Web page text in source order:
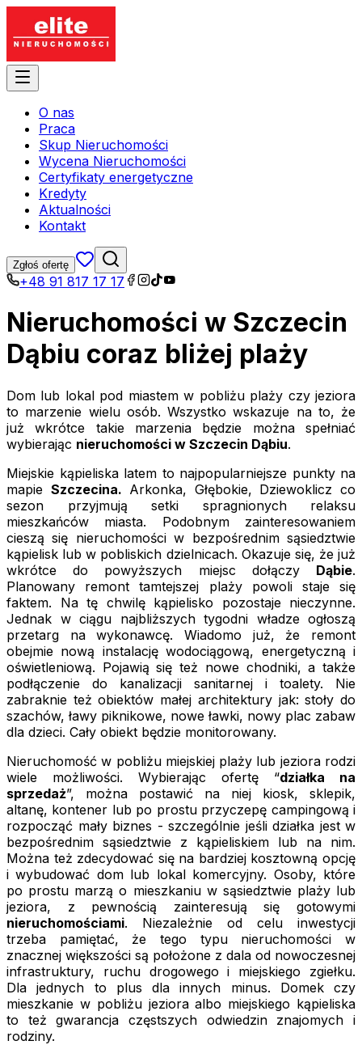
O nas
Praca
Skup Nieruchomości
Wycena Nieruchomości
Certyfikaty energetyczne
Kredyty
Aktualności
Kontakt
Zgłoś ofertę
+48 91 817 17 17
Nieruchomości w Szczecin
Dąbiu coraz bliżej plaży
Dom lub lokal pod miastem w pobliżu plaży czy jeziora
to marzenie wielu osób. Wszystko wskazuje na to, że
już wkrótce takie marzenia będzie można spełniać
wybierając nieruchomości w Szczecin Dąbiu.
Miejskie kąpieliska latem to najpopularniejsze punkty na
mapie Szczecina. Arkonka, Głębokie, Dziewoklicz co
sezon przyjmują setki spragnionych relaksu
mieszkańców miasta. Podobnym zainteresowaniem
cieszą się nieruchomości w bezpośrednim sąsiedztwie
kąpielisk lub w pobliskich dzielnicach. Okazuje się, że już
wkrótce do powyższych miejsc dołączy Dąbie.
Planowany remont tamtejszej plaży powoli staje się
faktem. Na tę chwilę kąpielisko pozostaje nieczynne.
Jednak w ciągu najbliższych tygodni władze ogłoszą
przetarg na wykonawcę. Wiadomo już, że remont
obejmie nową instalację wodociągową, energetyczną i
oświetleniową. Pojawią się też nowe chodniki, a także
podłączenie do kanalizacji sanitarnej i toalety. Nie
zabraknie też obiektów małej architektury jak: stoły do
szachów, ławy piknikowe, nowe ławki, nowy plac zabaw
dla dzieci. Cały obiekt będzie monitorowany.
Nieruchomość w pobliżu miejskiej plaży lub jeziora rodzi
wiele możliwości. Wybierając ofertę “działka na
sprzedaż”, można postawić na niej kiosk, sklepik,
altanę, kontener lub po prostu przyczepę campingową i
rozpocząć mały biznes - szczególnie jeśli działka jest w
bezpośrednim sąsiedztwie z kąpieliskiem lub na nim.
Można też zdecydować się na bardziej kosztowną opcję
i wybudować dom lub lokal komercyjny. Osoby, które
po prostu marzą o mieszkaniu w sąsiedztwie plaży lub
jeziora, z pewnością zainteresują się gotowymi
nieruchomościami. Niezależnie od celu inwestycji
trzeba pamiętać, że tego typu nieruchomości w
znacznej większości są położone z dala od nowoczesnej
infrastruktury, ruchu drogowego i miejskiego zgiełku.
Dla jednych to plus dla innych minus. Domek czy
mieszkanie w pobliżu jeziora albo miejskiego kąpieliska
to też gwarancja częstszych odwiedzin znajomych i
rodziny.